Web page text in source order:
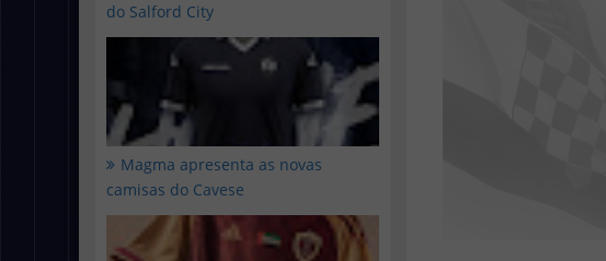
do Salford City
Magma apresenta as novas
camisas do Cavese